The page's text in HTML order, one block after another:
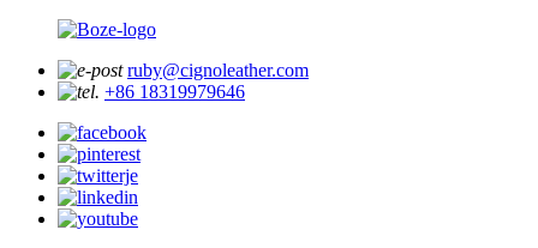
ruby@cignoleather.com
+86 18319979646